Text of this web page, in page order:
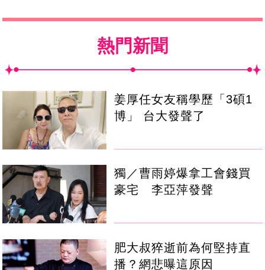
熱門新聞
姜厚任女友稱學歷「3碩1
博」 台大發聲了
獨／曹雨婷爆拿工會錢買
豪宅 李亞萍發聲
肥大叔猝逝前為何堅持直
播？網悲曝這原因